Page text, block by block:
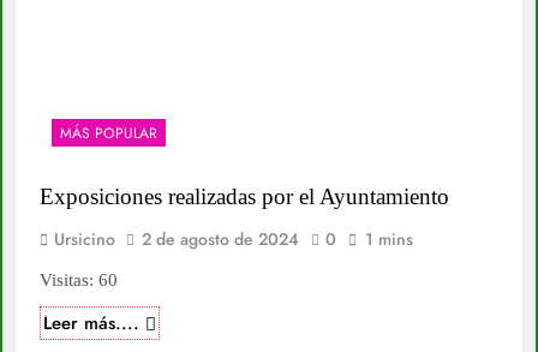
MÁS POPULAR
Exposiciones realizadas por el Ayuntamiento
Ursicino 2 de agosto de 2024 0 1 mins
Visitas: 60
Leer más....